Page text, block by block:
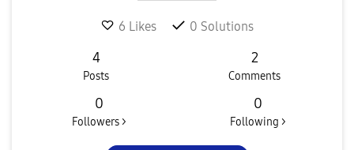
6 Likes 0 Solutions
4
Posts
2
Comments
0
Followers >
0
Following >